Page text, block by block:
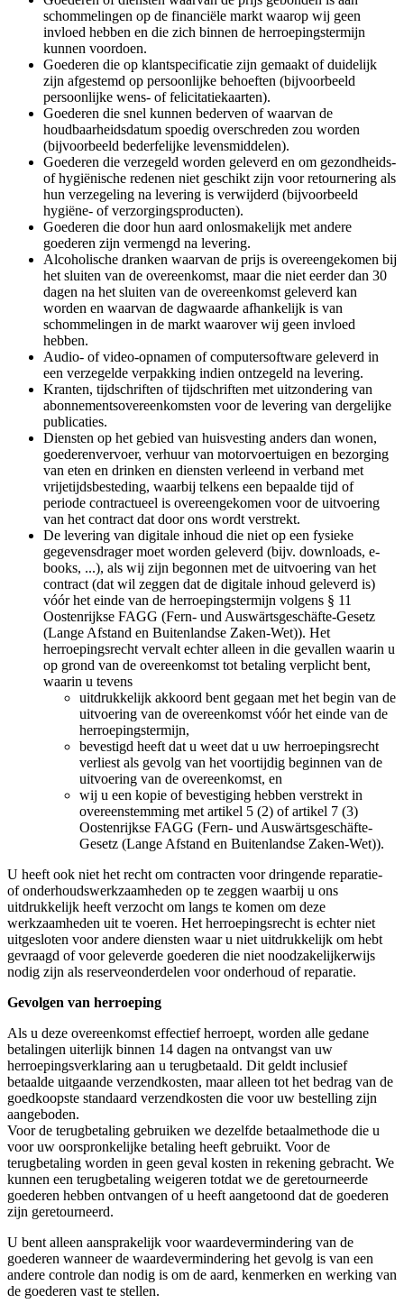
schommelingen op de financiële markt waarop wij geen
invloed hebben en die zich binnen de herroepingstermijn
kunnen voordoen.
Goederen die op klantspecificatie zijn gemaakt of duidelijk
zijn afgestemd op persoonlijke behoeften (bijvoorbeeld
persoonlijke wens- of felicitatiekaarten).
Goederen die snel kunnen bederven of waarvan de
houdbaarheidsdatum spoedig overschreden zou worden
(bijvoorbeeld bederfelijke levensmiddelen).
Goederen die verzegeld worden geleverd en om gezondheids-
of hygiënische redenen niet geschikt zijn voor retournering als
hun verzegeling na levering is verwijderd (bijvoorbeeld
hygiëne- of verzorgingsproducten).
Goederen die door hun aard onlosmakelijk met andere
goederen zijn vermengd na levering.
Alcoholische dranken waarvan de prijs is overeengekomen bij
het sluiten van de overeenkomst, maar die niet eerder dan 30
dagen na het sluiten van de overeenkomst geleverd kan
worden en waarvan de dagwaarde afhankelijk is van
schommelingen in de markt waarover wij geen invloed
hebben.
Audio- of video-opnamen of computersoftware geleverd in
een verzegelde verpakking indien ontzegeld na levering.
Kranten, tijdschriften of tijdschriften met uitzondering van
abonnementsovereenkomsten voor de levering van dergelijke
publicaties.
Diensten op het gebied van huisvesting anders dan wonen,
goederenvervoer, verhuur van motorvoertuigen en bezorging
van eten en drinken en diensten verleend in verband met
vrijetijdsbesteding, waarbij telkens een bepaalde tijd of
periode contractueel is overeengekomen voor de uitvoering
van het contract dat door ons wordt verstrekt.
De levering van digitale inhoud die niet op een fysieke
gegevensdrager moet worden geleverd (bijv. downloads, e-
books, ...), als wij zijn begonnen met de uitvoering van het
contract (dat wil zeggen dat de digitale inhoud geleverd is)
vóór het einde van de herroepingstermijn volgens § 11
Oostenrijkse FAGG (Fern- und Auswärtsgeschäfte-Gesetz
(Lange Afstand en Buitenlandse Zaken-Wet)). Het
herroepingsrecht vervalt echter alleen in die gevallen waarin u
op grond van de overeenkomst tot betaling verplicht bent,
waarin u tevens
uitdrukkelijk akkoord bent gegaan met het begin van de
uitvoering van de overeenkomst vóór het einde van de
herroepingstermijn,
bevestigd heeft dat u weet dat u uw herroepingsrecht
verliest als gevolg van het voortijdig beginnen van de
uitvoering van de overeenkomst, en
wij u een kopie of bevestiging hebben verstrekt in
overeenstemming met artikel 5 (2) of artikel 7 (3)
Oostenrijkse FAGG (Fern- und Auswärtsgeschäfte-
Gesetz (Lange Afstand en Buitenlandse Zaken-Wet)).
U heeft ook niet het recht om contracten voor dringende reparatie-
of onderhoudswerkzaamheden op te zeggen waarbij u ons
uitdrukkelijk heeft verzocht om langs te komen om deze
werkzaamheden uit te voeren. Het herroepingsrecht is echter niet
uitgesloten voor andere diensten waar u niet uitdrukkelijk om hebt
gevraagd of voor geleverde goederen die niet noodzakelijkerwijs
nodig zijn als reserveonderdelen voor onderhoud of reparatie.
Gevolgen van herroeping
Als u deze overeenkomst effectief herroept, worden alle gedane
betalingen uiterlijk binnen 14 dagen na ontvangst van uw
herroepingsverklaring aan u terugbetaald. Dit geldt inclusief
betaalde uitgaande verzendkosten, maar alleen tot het bedrag van de
goedkoopste standaard verzendkosten die voor uw bestelling zijn
aangeboden.
Voor de terugbetaling gebruiken we dezelfde betaalmethode die u
voor uw oorspronkelijke betaling heeft gebruikt. Voor de
terugbetaling worden in geen geval kosten in rekening gebracht. We
kunnen een terugbetaling weigeren totdat we de geretourneerde
goederen hebben ontvangen of u heeft aangetoond dat de goederen
zijn geretourneerd.
U bent alleen aansprakelijk voor waardevermindering van de
goederen wanneer de waardevermindering het gevolg is van een
andere controle dan nodig is om de aard, kenmerken en werking van
de goederen vast te stellen.